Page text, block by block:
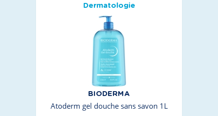
Dermatologie
BIODERMA
Atoderm gel douche sans savon 1L